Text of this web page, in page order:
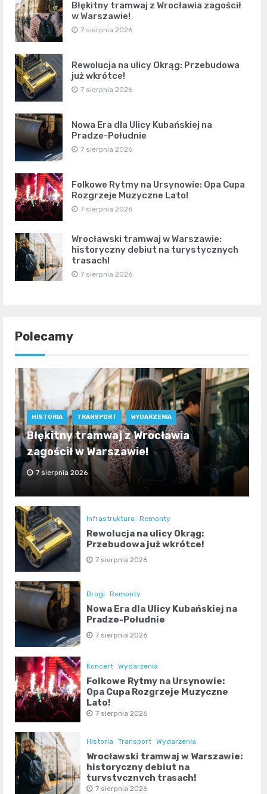
Błękitny tramwaj z Wrocławia zagościł
w Warszawie!
7 sierpnia 2026
Rewolucja na ulicy Okrąg: Przebudowa
już wkrótce!
7 sierpnia 2026
Nowa Era dla Ulicy Kubańskiej na
Pradze-Południe
7 sierpnia 2026
Folkowe Rytmy na Ursynowie: Opa Cupa
Rozgrzeje Muzyczne Lato!
7 sierpnia 2026
Wrocławski tramwaj w Warszawie:
historyczny debiut na turystycznych
trasach!
7 sierpnia 2026
Polecamy
HISTORIA TRANSPORT WYDARZENIA
Błękitny tramwaj z Wrocławia
zagościł w Warszawie!
7 sierpnia 2026
Infrastruktura Remonty
Rewolucja na ulicy Okrąg:
Przebudowa już wkrótce!
7 sierpnia 2026
Drogi Remonty
Nowa Era dla Ulicy Kubańskiej na
Pradze-Południe
7 sierpnia 2026
Koncert Wydarzenia
Folkowe Rytmy na Ursynowie:
Opa Cupa Rozgrzeje Muzyczne
Lato!
7 sierpnia 2026
Historia Transport Wydarzenia
Wrocławski tramwaj w Warszawie:
historyczny debiut na
turystycznych trasach!
7 sierpnia 2026